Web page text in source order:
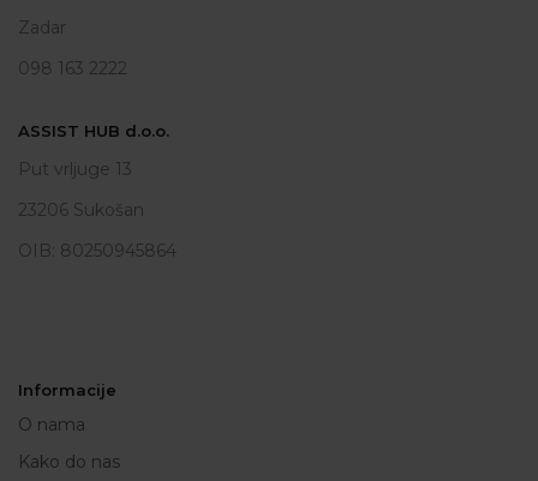
Zadar
098 163 2222
ASSIST HUB d.o.o.
Put vrljuge 13
23206 Sukošan
OIB: 80250945864
Informacije
O nama
Kako do nas